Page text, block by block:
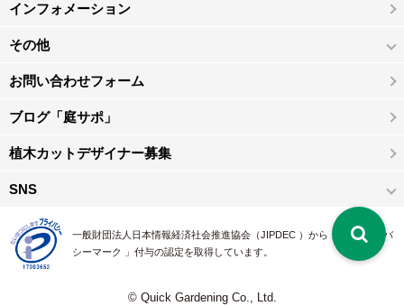
インフォメーション
その他
お問い合わせフォーム
ブログ「庭サポ」
植木カットデザイナー募集
SNS
一般財団法人日本情報経済社会推進協会（JIPDEC ）から 、「 プライバ
シーマーク 」付与の認定を取得しています。
© Quick Gardening Co., Ltd.